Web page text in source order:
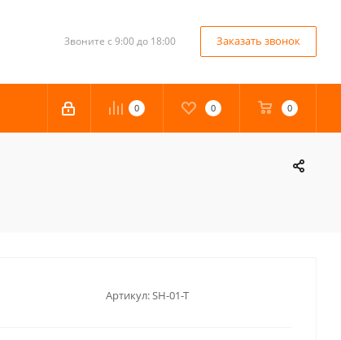
Звоните с 9:00 до 18:00 Заказать звонок
0 0 0
Артикул: SH-01-T